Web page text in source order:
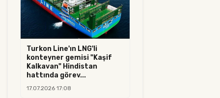
Turkon Line'ın LNG'li
konteyner gemisi "Kaşif
Kalkavan" Hindistan
hattında görev...
17.07.2026 17:08